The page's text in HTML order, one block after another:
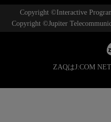
Copyright ©Interactive
Copyright ©Jupiter
ZAQはJ:COM